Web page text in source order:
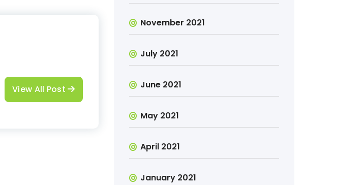
View All Post
November 2021
July 2021
June 2021
May 2021
April 2021
January 2021